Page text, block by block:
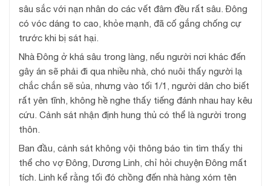
sâu sắc với nạn nhân do các vết đâm đều rất sâu. Đông
có vóc dáng to cao, khỏe mạnh, đã cố gắng chống cự
trước khi bị sát hại.
Nhà Đông ở khá sâu trong làng, nếu người nơi khác đến
gây án sẽ phải đi qua nhiều nhà, chó nuôi thấy người lạ
chắc chắn sẽ sủa, nhưng vào tối 1/1, người dân cho biết
rất yên tĩnh, không hề nghe thấy tiếng đánh nhau hay kêu
cứu. Cảnh sát nhận định hung thủ có thể là người trong
thôn.
Ban đầu, cảnh sát không vội thông báo tin tìm thấy thi
thể cho vợ Đông, Dương Linh, chỉ hỏi chuyện Đông mất
tích. Linh kể rằng tối đó chồng đến nhà hàng xóm tên